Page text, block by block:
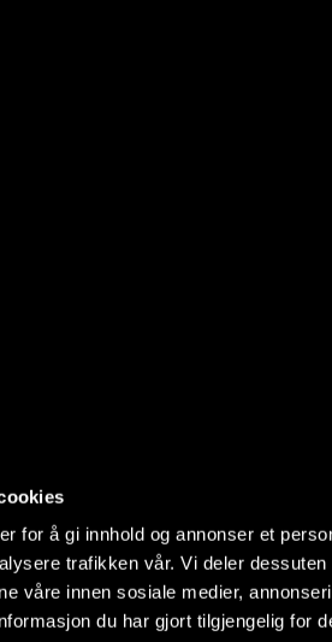
for å gi innhold og annonser et
trafikken vår. Vi deler
våre innen sosiale medier,
du har gjort tilgjengelig for